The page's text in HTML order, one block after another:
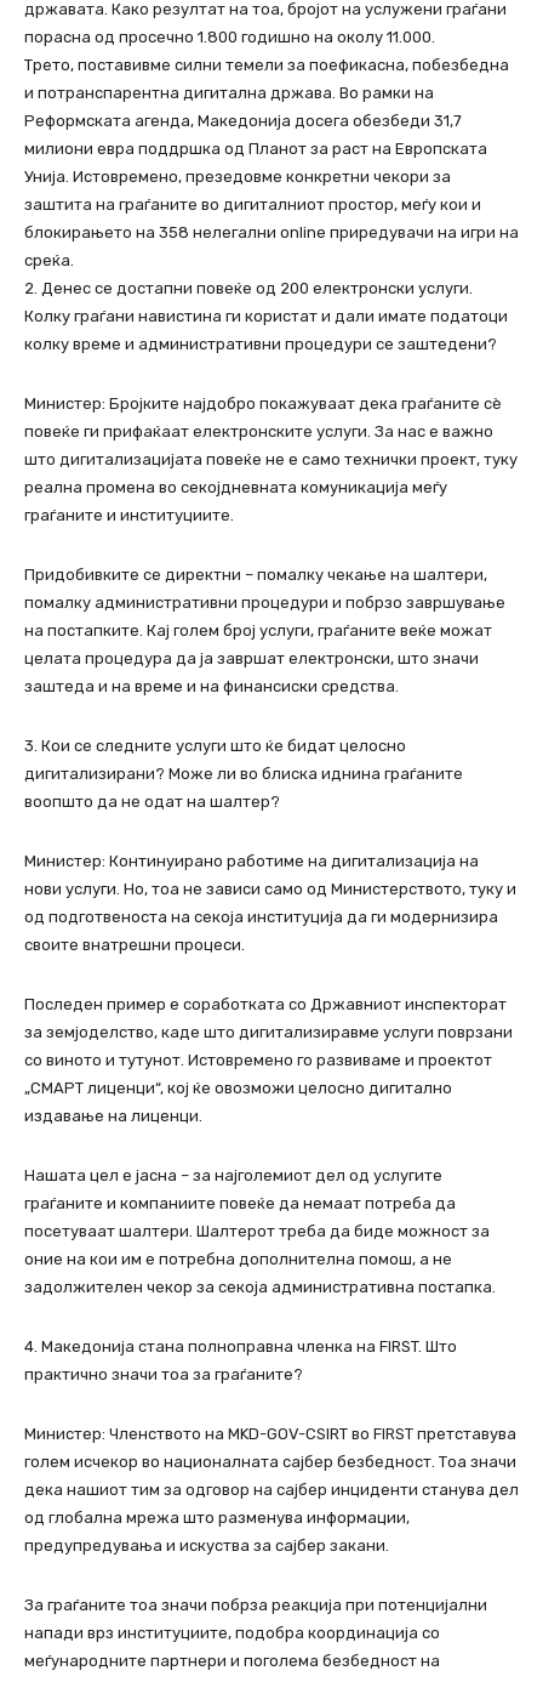
државата. Како резултат на тоа, бројот на услужени граѓани
порасна од просечно 1.800 годишно на околу 11.000.
Трето, поставивме силни темели за поефикасна, побезбедна
и потранспарентна дигитална држава. Во рамки на
Реформската агенда, Македонија досега обезбеди 31,7
милиони евра поддршка од Планот за раст на Европската
Унија. Истовремено, презедовме конкретни чекори за
заштита на граѓаните во дигиталниот простор, меѓу кои и
блокирањето на 358 нелегални online приредувачи на игри на
среќа.
2. Денес се достапни повеќе од 200 електронски услуги.
Колку граѓани навистина ги користат и дали имате податоци
колку време и административни процедури се заштедени?
Министер: Бројките најдобро покажуваат дека граѓаните сè
повеќе ги прифаќаат електронските услуги. За нас е важно
што дигитализацијата повеќе не е само технички проект, туку
реална промена во секојдневната комуникација меѓу
граѓаните и институциите.
Придобивките се директни – помалку чекање на шалтери,
помалку административни процедури и побрзо завршување
на постапките. Кај голем број услуги, граѓаните веќе можат
целата процедура да ја завршат електронски, што значи
заштеда и на време и на финансиски средства.
3. Кои се следните услуги што ќе бидат целосно
дигитализирани? Може ли во блиска иднина граѓаните
воопшто да не одат на шалтер?
Министер: Континуирано работиме на дигитализација на
нови услуги. Но, тоа не зависи само од Министерството, туку и
од подготвеноста на секоја институција да ги модернизира
своите внатрешни процеси.
Последен пример е соработката со Државниот инспекторат
за земјоделство, каде што дигитализиравме услуги поврзани
со виното и тутунот. Истовремено го развиваме и проектот
„СМАРТ лиценци“, кој ќе овозможи целосно дигитално
издавање на лиценци.
Нашата цел е јасна – за најголемиот дел од услугите
граѓаните и компаниите повеќе да немаат потреба да
посетуваат шалтери. Шалтерот треба да биде можност за
оние на кои им е потребна дополнителна помош, а не
задолжителен чекор за секоја административна постапка.
4. Македонија стана полноправна членка на FIRST. Што
практично значи тоа за граѓаните?
Министер: Членството на MKD-GOV-CSIRT во FIRST претставува
голем исчекор во националната сајбер безбедност. Тоа значи
дека нашиот тим за одговор на сајбер инциденти станува дел
од глобална мрежа што разменува информации,
предупредувања и искуства за сајбер закани.
За граѓаните тоа значи побрза реакција при потенцијални
напади врз институциите, подобра координација со
меѓународните партнери и поголема безбедност на